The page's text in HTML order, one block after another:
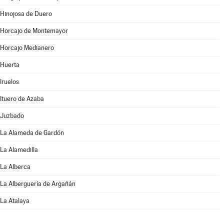
Hinojosa de Duero
Horcajo de Montemayor
Horcajo Medianero
Huerta
Iruelos
Ituero de Azaba
Juzbado
La Alameda de Gardón
La Alamedilla
La Alberca
La Alberguería de Argañán
La Atalaya